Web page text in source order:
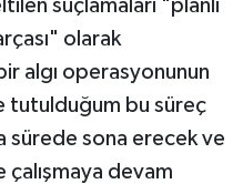
suçlamaları "planlı
olarak
algı operasyonunun
tutulduğum bu süreç
sürede sona erecek ve
çalışmaya devam